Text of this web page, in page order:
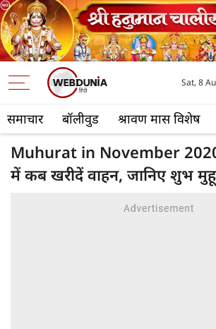
समाचार बॉलीवुड श्रावण मास विशेष
Sat, 8
Muhurat in November
में कब खरीदें वाहन, जानिए शुभ